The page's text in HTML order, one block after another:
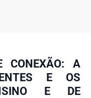
CONEXÃO: A
E OS
E DE